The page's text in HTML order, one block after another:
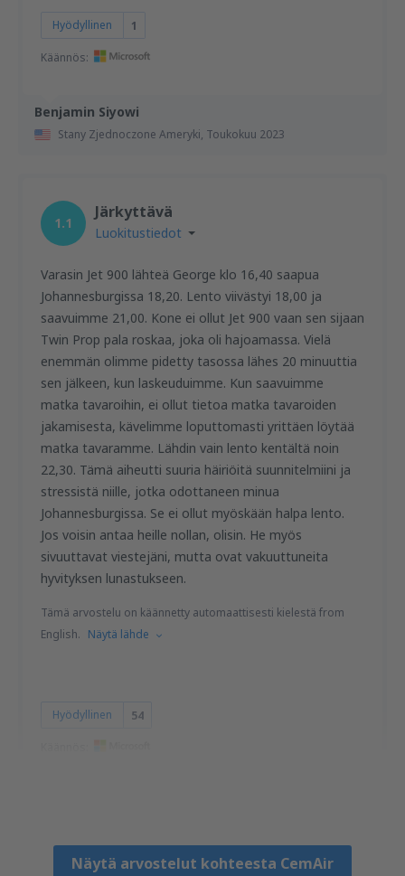
Benjamin Siyowi
Stany Zjednoczone Ameryki, Toukokuu 2023
Hyödyllinen 1
Käännös:
1.1
Järkyttävä
Luokitustiedot
Varasin Jet 900 lähteä George klo 16,40 saapua
Johannesburgissa 18,20. Lento viivästyi 18,00 ja
saavuimme 21,00. Kone ei ollut Jet 900 vaan sen sijaan
Twin Prop pala roskaa, joka oli hajoamassa. Vielä
enemmän olimme pidetty tasossa lähes 20 minuuttia
sen jälkeen, kun laskeuduimme. Kun saavuimme
matka tavaroihin, ei ollut tietoa matka tavaroiden
jakamisesta, kävelimme loputtomasti yrittäen löytää
matka tavaramme. Lähdin vain lento kentältä noin
22,30. Tämä aiheutti suuria häiriöitä suunnitelmiini ja
stressistä niille, jotka odottaneen minua
Johannesburgissa. Se ei ollut myöskään halpa lento.
Jos voisin antaa heille nollan, olisin. He myös
sivuuttavat viestejäni, mutta ovat vakuuttuneita
hyvityksen lunastukseen.
Tämä arvostelu on käännetty automaattisesti kielestä from
English. Näytä lähde
Hyödyllinen 54
Näytä arvostelut kohteesta CemAir